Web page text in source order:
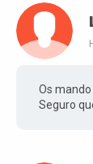
Os
Seguro